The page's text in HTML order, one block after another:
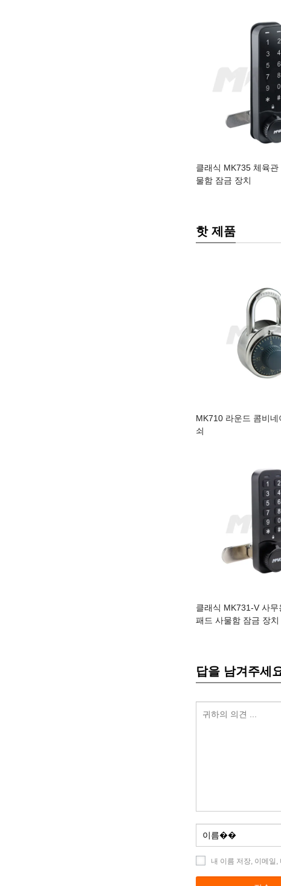
클래식 MK735 체육
물함 잠금 장치
핫 제품
MK710 라운드 콤비
쇠
클래식 MK731-V 사무
패드 사물함 잠금 장치
답을 남겨주세
내 이름 저장, 이메일